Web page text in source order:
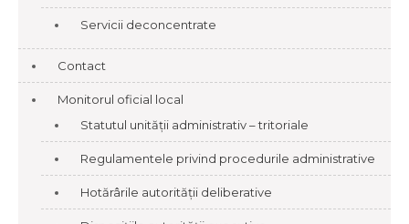
Servicii deconcentrate
Contact
Monitorul oficial local
Statutul unității administrativ – tritoriale
Regulamentele privind procedurile administrative
Hotărârile autorității deliberative